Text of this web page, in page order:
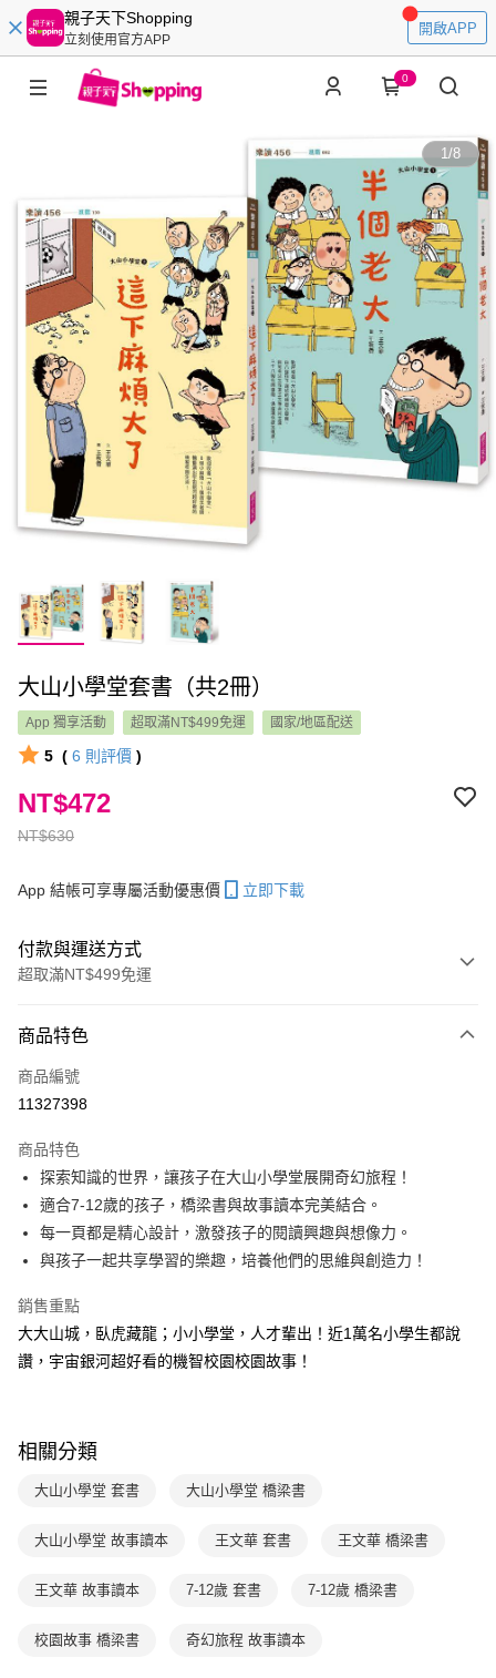
親子天下Shopping
立刻使用官方APP
開啟APP
0
1/8
大山小學堂套書（共2冊）
App 獨享活動 超取滿NT$499免運 國家/地區配送
5 ( 6 則評價 )
NT$630
NT$472
App 結帳可享專屬活動優惠價 立即下載
付款與運送方式
超取滿NT$499免運
信用卡一次付款
LINE Pay
大哥付你分期
相關說明
【大哥付你分期使用說明】
1.本服務由台灣大哥大提供，台灣大哥大用戶可立即使用無須另外申請。
2.付款方式選擇「大哥付你分期」，訂單成立後會自動跳轉到大哥付的交易
成交易。
3.實際核准額度、可分期數及費用金額請依後續交易確認頁面所載為準。
4.訂單成立30分鐘內，如未前往確認交易或遇審核未通過，訂單將自動取
消。如遇「轉專審核」未通過狀況，表示未達大哥付你分期系統評分，恕無
醒簡訊。
2.透過簡訊連結打開帳單後，可選擇「超商條碼／台灣大直營門市／銀行轉
帳／街口支付／iPASS MONEY」等通路繳費。
1.本服務係由「台灣大哥大股份有限公司」（以下簡稱本公司）所提供，讓
買賣價金債權讓與本公司後，依約使用本公司帳單繳交帳款。
由本公司與您本人進行分期帳單所需資料之確認、核對及更正。
AFTEE先享後付
相關說明
AFTEE先享後付是「在收到商品之後才付款」的支付方式。 讓您購物簡單
便利好安心！
１．簡單：不需註冊會員、不需綁卡、不需儲值。
２．便利：只要手機號碼，簡訊認證，即可結帳。
１．於結帳方式選擇「AFTEE先享後付」後，將跳轉至「AFTEE先享後付」
２．訂單成立數日內，您將收到繳費通知簡訊。
ATM／網路銀行／等多元方式進行付款，方視為交易完成。
※ 請注意：結帳手續完成當下不需立刻繳費，但若您需要取消訂單，請聯絡
後付繳納相關費用。
是否繳費成功／繳費後需取消欲退款等相關疑問，請聯繫「AFTEE先享後付
客戶支援中心」 https://netprotections.freshdesk.com/support/home
ATM付款
運送方式
每筆NT$70，滿NT$800(含以上)免運費
國內宅配/郵寄 (不適用離島、海外及郵局i郵箱)
每筆NT$200
商品特色
商品編號
11327398
商品特色
探索知識的世界，讓孩子在大山小學堂展開奇幻旅程！
適合7-12歲的孩子，橋梁書與故事讀本完美結合。
每一頁都是精心設計，激發孩子的閱讀興趣與想像力。
與孩子一起共享學習的樂趣，培養他們的思維與創造力！
銷售重點
大大山城，臥虎藏龍；小小學堂，人才輩出！近1萬名小學生都說
讚，宇宙銀河超好看的機智校園校園故事！
相關分類
大山小學堂 套書 大山小學堂 橋梁書
大山小學堂 故事讀本 王文華 套書 王文華 橋梁書
王文華 故事讀本 7-12歲 套書 7-12歲 橋梁書
校園故事 橋梁書 奇幻旅程 故事讀本